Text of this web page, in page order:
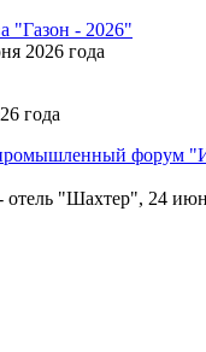
"Газон - 2026"
2026 года
года
форум
отель "Шахтер", 24